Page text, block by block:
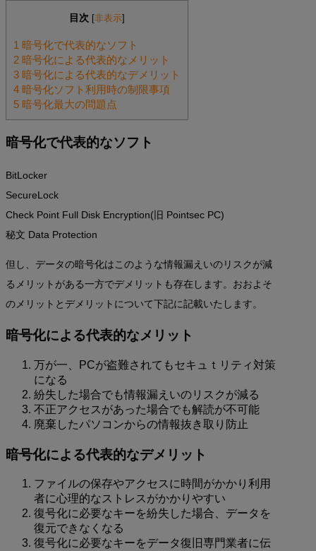
目次 非表示
1 暗号化で代表的なソフト
2 暗号化による代表的なメリット
3 暗号化による代表的なデメリット
4 暗号化ソフト利用時の制限事項
5 暗号化最大の問題点
暗号化で代表的なソフト
BitLocker
SecureLock
Check Point Full Disk Encryption(旧 Pointsec PC)
秘文 Data Protection
但し、データの暗号化はこのような情報漏えいのリスクが減
るメリットがある一方でデメリットも存在します。おおよそ
のメリットとデメリットについて下記に記載いたします。
暗号化による代表的なメリット
万が一、PCが盗難されてもセキュｔリティ対策
になる
紛失した場合でも情報漏えいのリスクが減る
不正アクセスがあった場合でも解読が不可能
廃棄したパソコンからの情報抜き取り防止
暗号化による代表的なデメリット
ファイルの保存やアクセスに時間がかかり利用
者に心理的なストレスがかかりやすい
復号化に必要なキーを紛失した場合、データを
復元できなくなる
復号化に必要なキーをデータ復旧専門業者に伝